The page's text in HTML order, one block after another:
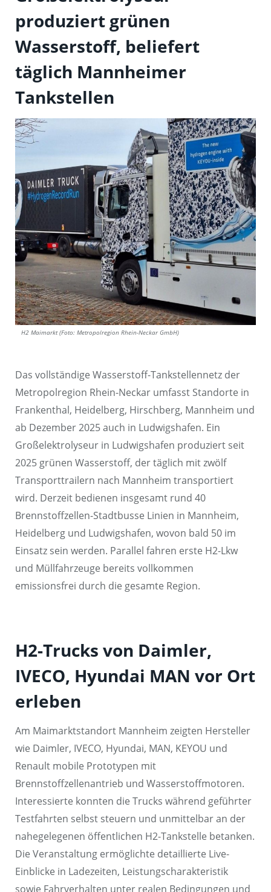
produziert grünen
Wasserstoff, beliefert
täglich Mannheimer
Tankstellen
H2 Maimarkt (Foto: Metropolregion Rhein-Neckar GmbH)
Das vollständige Wasserstoff-Tankstellennetz der
Metropolregion Rhein-Neckar umfasst Standorte in
Frankenthal, Heidelberg, Hirschberg, Mannheim und
ab Dezember 2025 auch in Ludwigshafen. Ein
Großelektrolyseur in Ludwigshafen produziert seit
2025 grünen Wasserstoff, der täglich mit zwölf
Transporttrailern nach Mannheim transportiert
wird. Derzeit bedienen insgesamt rund 40
Brennstoffzellen-Stadtbusse Linien in Mannheim,
Heidelberg und Ludwigshafen, wovon bald 50 im
Einsatz sein werden. Parallel fahren erste H2-Lkw
und Müllfahrzeuge bereits vollkommen
emissionsfrei durch die gesamte Region.
H2-Trucks von Daimler,
IVECO, Hyundai MAN vor Ort
erleben
Am Maimarktstandort Mannheim zeigten Hersteller
wie Daimler, IVECO, Hyundai, MAN, KEYOU und
Renault mobile Prototypen mit
Brennstoffzellenantrieb und Wasserstoffmotoren.
Interessierte konnten die Trucks während geführter
Testfahrten selbst steuern und unmittelbar an der
nahegelegenen öffentlichen H2-Tankstelle betanken.
Die Veranstaltung ermöglichte detaillierte Live-
Einblicke in Ladezeiten, Leistungscharakteristik
sowie Fahrverhalten unter realen Bedingungen und